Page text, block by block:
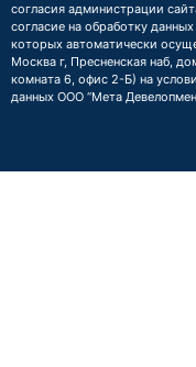
согласия администрации
согласие на обработку
которых автоматически
Москва г, Пресненская наб,
комната 6, офис 2-Б) на
данных ООО “Мета